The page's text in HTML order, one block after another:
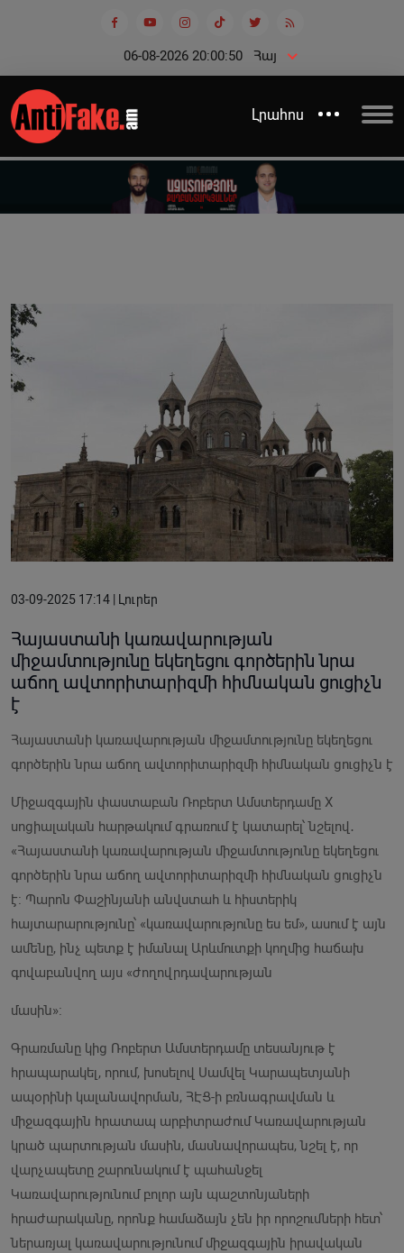
06-08-2026 20:00:51 Հայ
Լրահոս
03-09-2025 17:14 | Լուրեր
Հայաստանի կառավարության
միջամտությունը եկեղեցու գործերին նրա
աճող ավտորիտարիզմի հիմնական ցուցիչն
է
Հայաստանի կառավարության միջամտությունը եկեղեցու
գործերին նրա աճող ավտորիտարիզմի հիմնական ցուցիչն է
Միջազգային փաստաբան Ռոբերտ Ամստերդամը X
սոցիալական հարթակում գրառում է կատարել՝ նշելով․
«Հայաստանի կառավարության միջամտությունը եկեղեցու
գործերին նրա աճող ավտորիտարիզմի հիմնական ցուցիչն
է։ Պարոն Փաշինյանի անվստահ և հիստերիկ
հայտարարությունը՝ «կառավարությունը ես եմ», ասում է այն
ամենը, ինչ պետք է իմանալ Արևմուտքի կողմից հաճախ
գովաբանվող այս «ժողովրդավարության
մասին»։
Գրառմանը կից Ռոբերտ Ամստերդամը տեսանյութ է
հրապարակել, որում, խոսելով Սամվել Կարապետյանի
ապօրինի կալանավորման, ՀԷՑ-ի բռնագրավման և
միջազգային հրատապ արբիտրաժում Կառավարության
կրած պարտության մասին, մասնավորապես, նշել է, որ
վարչապետը շարունակում է պահանջել
Կառավարությունում բոլոր այն պաշտոնյաների
հրաժարականը, որոնք համաձայն չեն իր որոշումների հետ՝
ներառյալ կառավարությունում միջազգային իրավական